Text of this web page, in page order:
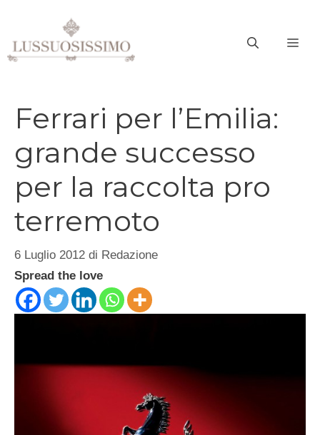
contenuto
Ferrari per l’Emilia:
grande successo
per la raccolta pro
terremoto
6 Luglio 2012 di Redazione
Spread the love